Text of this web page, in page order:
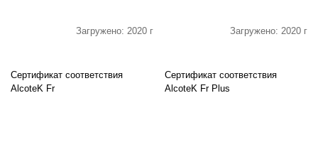
Загружено: 2020 г
Сертификат соответствия
AlcoteK Fr
Загружено: 2020 г
Сертификат соответствия
AlcoteK Fr Plus